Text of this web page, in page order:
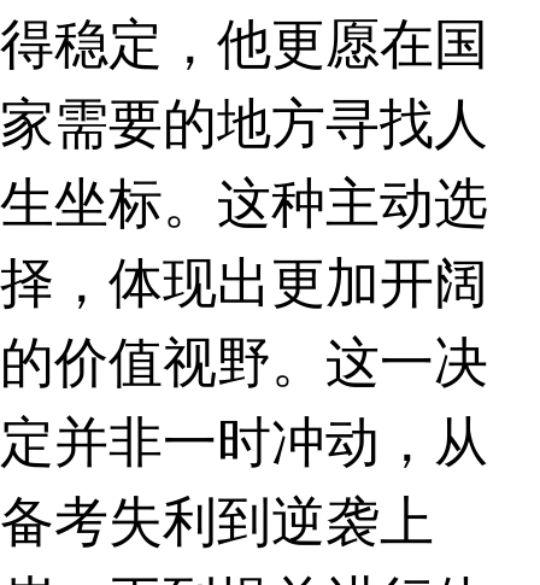
得稳定，他更愿在国
家需要的地方寻找人
生坐标。这种主动选
择，体现出更加开阔
的价值视野。这一决
定并非一时冲动，从
备考失利到逆袭上